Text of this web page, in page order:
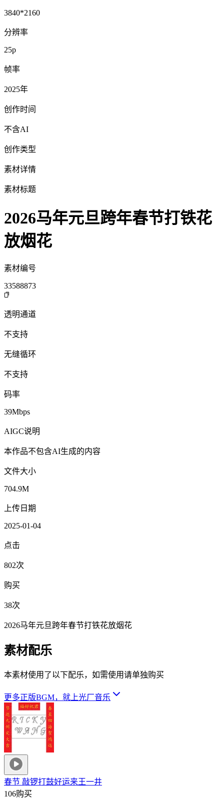
3840*2160
分辨率
25p
帧率
2025年
创作时间
不含AI
创作类型
素材详情
素材标题
2026马年元旦跨年春节打铁花
放烟花
素材编号
33588873
透明通道
不支持
无缝循环
不支持
码率
39Mbps
AIGC说明
本作品不包含AI生成的内容
文件大小
704.9M
上传日期
2025-01-04
点击
802次
购买
38次
2026马年元旦跨年春节打铁花放烟花
素材配乐
本素材使用了以下配乐，如需使用请单独购买
更多正版BGM，就上光厂音乐
春节 敲锣打鼓好运来王一井
106购买